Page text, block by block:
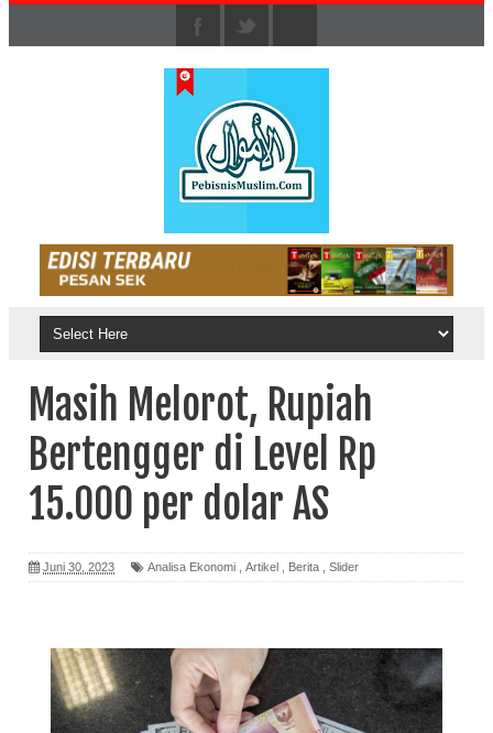
Masih Melorot, Rupiah
Bertengger di Level Rp
15.000 per dolar AS
Juni 30, 2023 Analisa Ekonomi Artikel Berita Slider